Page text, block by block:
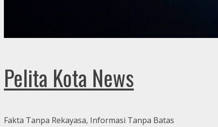
Pelita Kota News
Fakta Tanpa Rekayasa, Informasi Tanpa Batas